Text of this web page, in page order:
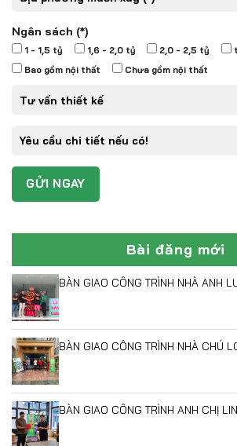
Ngân sách (*)
1 - 1,5 tỷ 1,6 - 2,0 tỷ 2,0 - 2,5 tỷ
Bao gồm nội thất
Chưa gồm nội thất
Bài đăng mới
BÀN GIAO CÔNG TRÌNH NHÀ ANH
BÀN GIAO CÔNG TRÌNH NHÀ CHÚ
BÀN GIAO CÔNG TRÌNH ANH CHỊ